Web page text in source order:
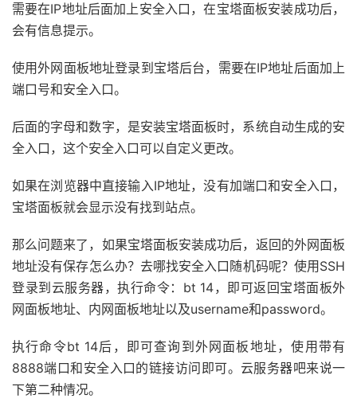
需要在IP地址后面加上安全入口，在宝塔面板安装成功后，
会有信息提示。
使用外网面板地址登录到宝塔后台，需要在IP地址后面加上
端口号和安全入口。
后面的字母和数字，是安装宝塔面板时，系统自动生成的安
全入口，这个安全入口可以自定义更改。
如果在浏览器中直接输入IP地址，没有加端口和安全入口，
宝塔面板就会显示没有找到站点。
那么问题来了，如果宝塔面板安装成功后，返回的外网面板
地址没有保存怎么办？去哪找安全入口随机码呢？使用SSH
登录到云服务器，执行命令：bt 14，即可返回宝塔面板外
网面板地址、内网面板地址以及username和password。
执行命令bt 14后，即可查询到外网面板地址，使用带有
8888端口和安全入口的链接访问即可。云服务器吧来说一
下第二种情况。